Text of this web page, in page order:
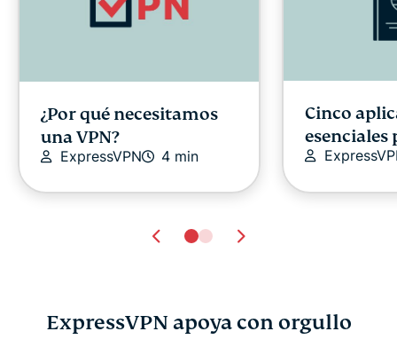
¿Por qué necesitamos
una VPN?
ExpressVPN 4 min
Cinco
esenciales
ExpressVPN apoya con orgullo